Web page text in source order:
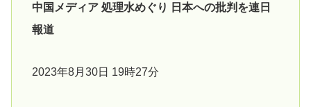
中国メディア 処理水めぐり 日本への批判を連日
報道
2023年8月30日 19時27分